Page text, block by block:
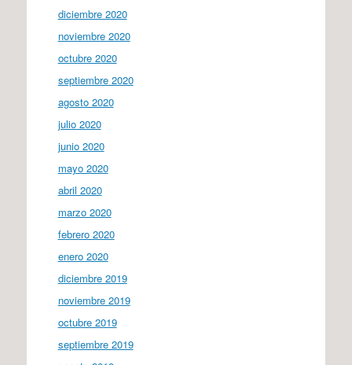
diciembre 2020
noviembre 2020
octubre 2020
septiembre 2020
agosto 2020
julio 2020
junio 2020
mayo 2020
abril 2020
marzo 2020
febrero 2020
enero 2020
diciembre 2019
noviembre 2019
octubre 2019
septiembre 2019